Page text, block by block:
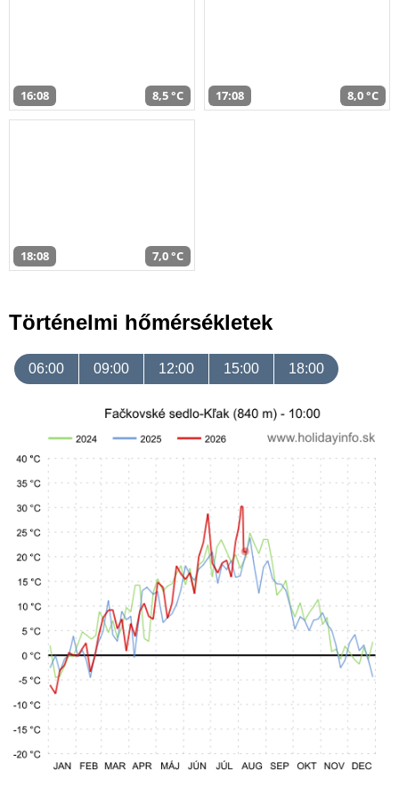
16:08 8,5 °C 17:08 8,0 °C
18:08 7,0 °C
Történelmi hőmérsékletek
06:00 09:00 12:00 15:00 18:00